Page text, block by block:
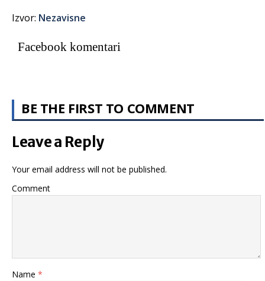
Izvor: Nezavisne
Facebook komentari
BE THE FIRST TO COMMENT
Leave a Reply
Your email address will not be published.
Comment
Name *